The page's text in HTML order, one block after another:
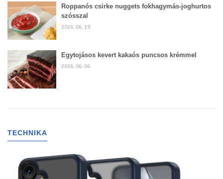
Roppanós csirke nuggets fokhagymás-joghurtos
szósszal
2026. 06. 19
Egytojásos kevert kakaós puncsos krémmel
2026. 06. 06
TECHNIKA